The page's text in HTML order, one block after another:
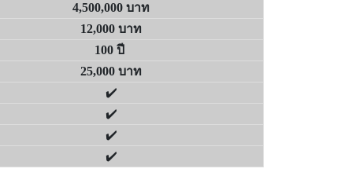
4,500,000 บาท
12,000 บาท
100 ปี
25,000 บาท
✔️
✔️
✔️
✔️